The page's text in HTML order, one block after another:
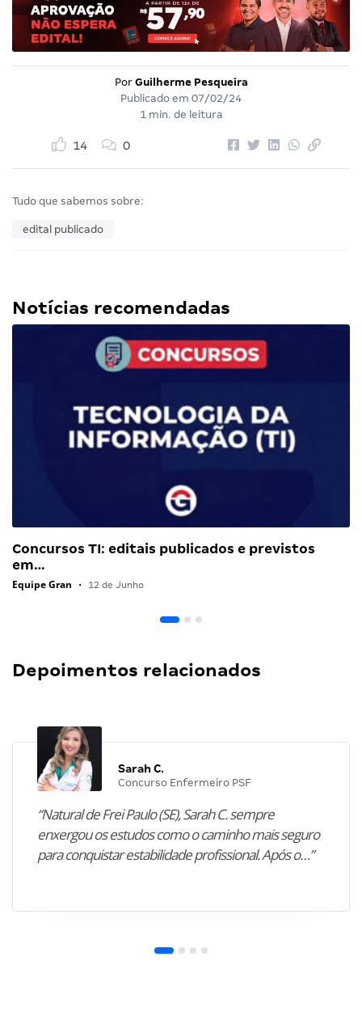
Por Guilherme Pesqueira
Publicado em 07/02/24
1 min. de leitura
14 0
Tudo que sabemos sobre:
edital publicado
Notícias recomendadas
Concursos TI: editais publicados e previstos
em…
Equipe Gran • 12 de Junho
Depoimentos relacionados
Sarah C.
Concurso Enfermeiro PSF
“Natural de Frei Paulo (SE), Sarah C. sempre
enxergou os estudos como o caminho mais seguro
para conquistar estabilidade profissional. Após o…”